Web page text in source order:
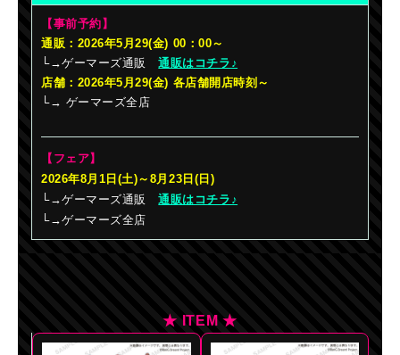
【事前予約】
通販：2026年5月29(金) 00：00～
└→ゲーマーズ通販通販はコチラ♪
店舗：2026年5月29(金) 各店舗開店時刻～
└→ ゲーマーズ全店
【フェア】
2026年8月1日(土)～8月23日(日)
└→ゲーマーズ通販
通販はコチラ♪
└→ゲーマーズ全店
★ ITEM ★